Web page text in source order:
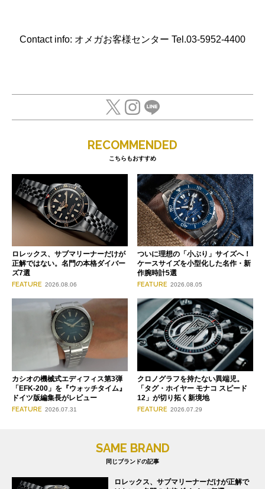
Contact info: オメガお客様センター Tel.03-5952-4400
RECOMMENDED
こちらもおすすめ
ロレックス、サブマリーナーだけが
正解ではない。名門の本格ダイバー
ズ7選
FEATURE 2026.08.06
ついに理想の「小ぶり」サイズへ！
ケースサイズを小型化した名作・新
作腕時計5選
FEATURE 2026.08.05
カシオの機械式エディフィス第3弾
「EFK-200」を『ウォッチタイム』
ドイツ版編集長がレビュー
FEATURE 2026.07.31
クロノグラフを持たない異端児。
「タグ・ホイヤー モナコ スピード
12」が切り拓く新境地
FEATURE 2026.07.29
SAME BRAND
同じブランドの記事
ロレックス、サブマリーナーだけが正解で